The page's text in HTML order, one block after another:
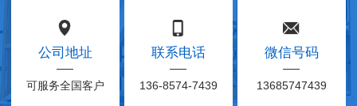
公司地址
可服务全国客户
联系电话
136-8574-7439
微信号码
13685747439